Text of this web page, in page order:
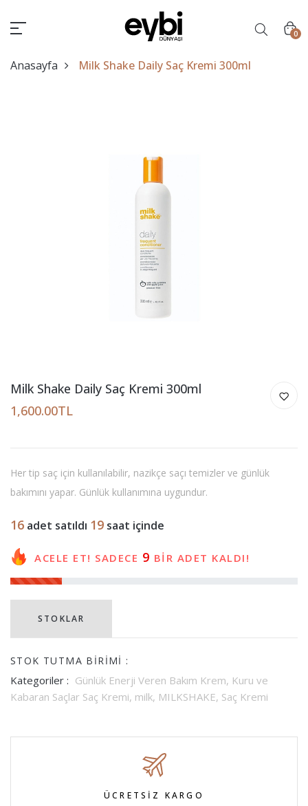
0
Anasayfa Milk Shake Daily Saç Kremi 300ml
Milk Shake Daily Saç Kremi 300ml
1,600.00TL
Her tip saç için kullanılabilir, nazikçe saçı temizler ve günlük
bakımını yapar. Günlük kullanımına uygundur.
16 adet satıldı 19 saat içinde
ACELE ET! SADECE 9 BİR ADET KALDI!
STOKLAR
STOK TUTMA BIRIMI :
Kategoriler : Günlük Enerji Veren Bakım Krem, Kuru ve
Kabaran Saçlar Saç Kremi, milk, MILKSHAKE, Saç Kremi
ÜCRETSİZ KARGO